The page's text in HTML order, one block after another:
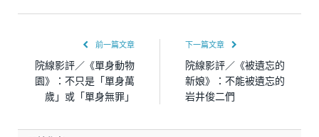
前一篇文章
院線影評／《單身動物
園》：不只是「單身萬
歲」或「單身無罪」
下一篇文章
院線影評／《被遺忘的
新娘》：不能被遺忘的
岩井俊二們